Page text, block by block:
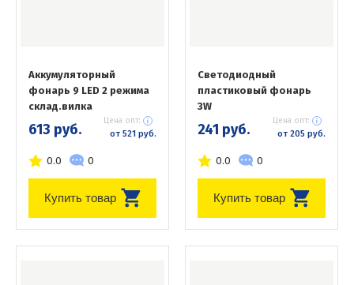
Аккумуляторный
фонарь 9 LED 2 режима
склад.вилка
613 руб. Цена опт:
от 521 руб.
0.0 0
Купить товар
Светодиодный
пластиковый фонарь
3W
241 руб. Цена опт:
от 205 руб.
0.0 0
Купить товар